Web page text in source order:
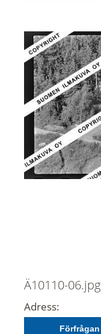
Ä10110-06.jpg
Adress:
Förfrågan